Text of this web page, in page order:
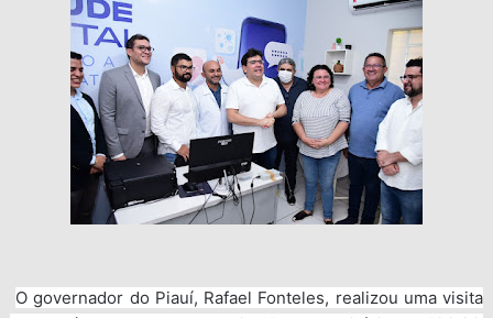
O governador do Piauí, Rafael Fonteles, realizou uma visita